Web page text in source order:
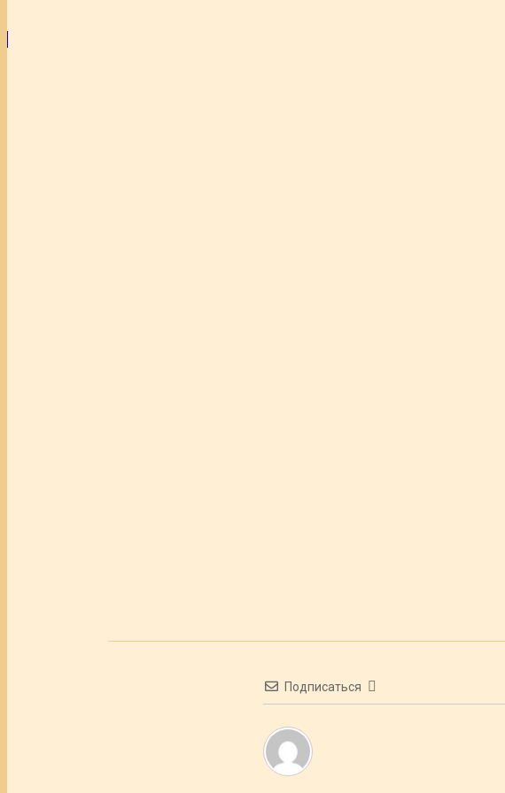
Подписаться